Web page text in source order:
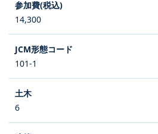
14,300
101-1
6